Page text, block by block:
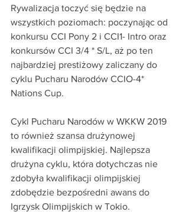
Rywalizacja toczyć się będzie na
wszystkich poziomach: poczynając od
konkursu CCI Pony 2 i CCI1- Intro oraz
konkursów CCI 3/4 * S/L, aż po ten
najbardziej prestiżowy zaliczany do
cyklu Pucharu Narodów CCIO-4*
Nations Cup.
Cykl Pucharu Narodów w WKKW 2019
to również szansa drużynowej
kwalifikacji olimpijskiej. Najlepsza
drużyna cyklu, która dotychczas nie
zdobyła kwalifikacji olimpijskiej
zdobędzie bezpośredni awans do
Igrzysk Olimpijskich w Tokio.